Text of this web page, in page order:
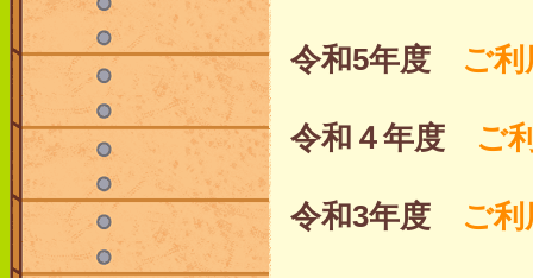
令和5年度 ご
令和４年度 ご
令和3年度 ご